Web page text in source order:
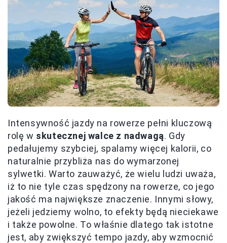
Intensywność jazdy na rowerze pełni kluczową
rolę w skutecznej walce z nadwagą. Gdy
pedałujemy szybciej, spalamy więcej kalorii, co
naturalnie przybliża nas do wymarzonej
sylwetki. Warto zauważyć, że wielu ludzi uważa,
iż to nie tyle czas spędzony na rowerze, co jego
jakość ma największe znaczenie. Innymi słowy,
jeżeli jedziemy wolno, to efekty będą nieciekawe
i także powolne. To właśnie dlatego tak istotne
jest, aby zwiększyć tempo jazdy, aby wzmocnić